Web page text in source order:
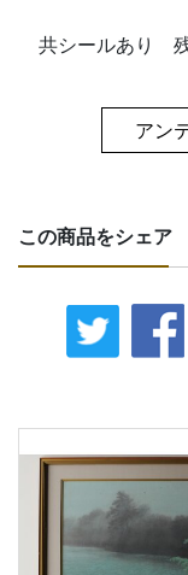
共シールあり
アン
この商品をシェア